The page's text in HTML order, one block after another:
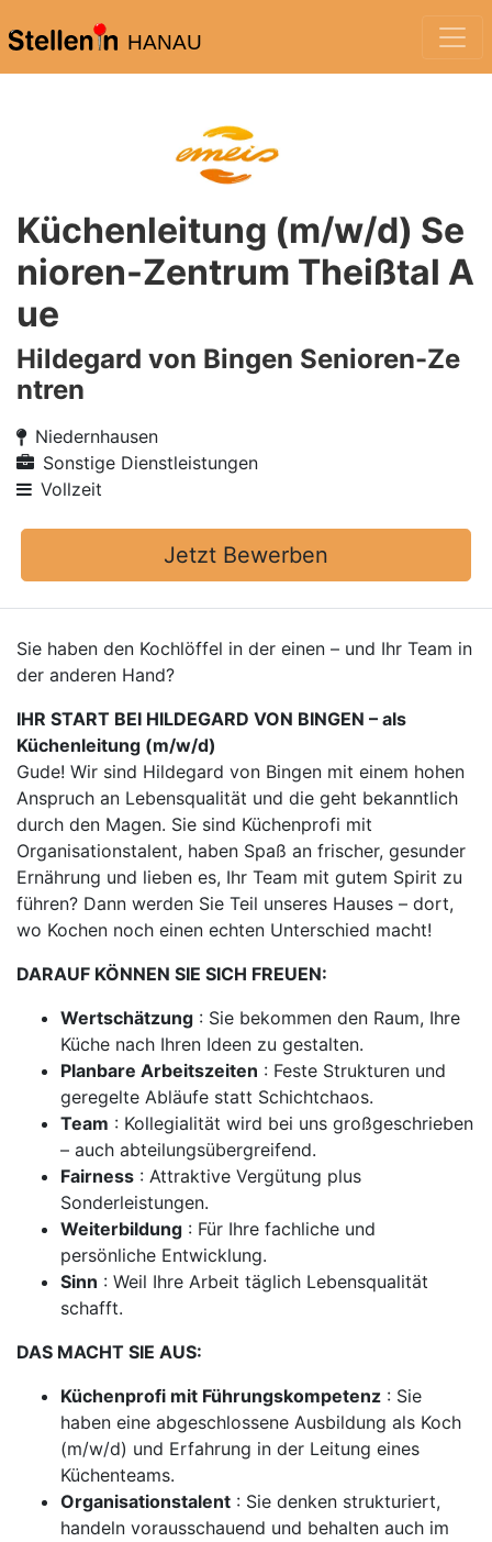
HANAU
Küchenleitung (m/w/d) Se
nioren-Zentrum Theißtal A
ue
Hildegard von Bingen Senioren-Ze
ntren
Niedernhausen
Sonstige Dienstleistungen
Vollzeit
Jetzt Bewerben
Sie haben den Kochlöffel in der einen – und Ihr Team in
der anderen Hand?
IHR START BEI HILDEGARD VON BINGEN – als
Küchenleitung (m/w/d)
Gude! Wir sind Hildegard von Bingen mit einem hohen
Anspruch an Lebensqualität und die geht bekanntlich
durch den Magen. Sie sind Küchenprofi mit
Organisationstalent, haben Spaß an frischer, gesunder
Ernährung und lieben es, Ihr Team mit gutem Spirit zu
führen? Dann werden Sie Teil unseres Hauses – dort,
wo Kochen noch einen echten Unterschied macht!
DARAUF KÖNNEN SIE SICH FREUEN:
Wertschätzung : Sie bekommen den Raum, Ihre
Küche nach Ihren Ideen zu gestalten.
Planbare Arbeitszeiten : Feste Strukturen und
geregelte Abläufe statt Schichtchaos.
Team : Kollegialität wird bei uns großgeschrieben
– auch abteilungsübergreifend.
Fairness : Attraktive Vergütung plus
Sonderleistungen.
Weiterbildung : Für Ihre fachliche und
persönliche Entwicklung.
Sinn : Weil Ihre Arbeit täglich Lebensqualität
schafft.
DAS MACHT SIE AUS:
Küchenprofi mit Führungskompetenz : Sie
haben eine abgeschlossene Ausbildung als Koch
(m/w/d) und Erfahrung in der Leitung eines
Küchenteams.
Organisationstalent : Sie denken strukturiert,
handeln vorausschauend und behalten auch im